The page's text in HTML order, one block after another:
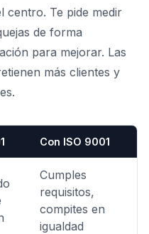
centro. Te pide medir
de forma
para mejorar. Las
más clientes y
Con ISO 9001
Cumples
requisitos,
compites en
igualdad